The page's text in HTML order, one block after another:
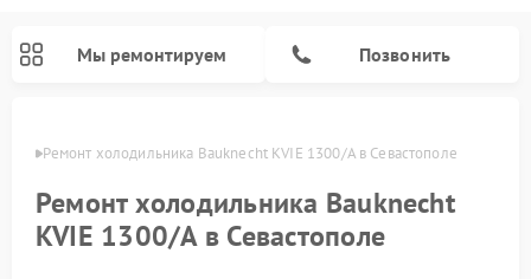
Мы ремонтируем Позвонить
Ремонт холодильника Bauknecht KVIE 1300/A в Севастополе
Ремонт холодильника Bauknecht
KVIE 1300/A в Севастополе